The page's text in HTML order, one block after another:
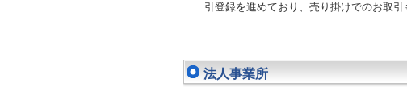
引登録を進めており、売り掛けでのお取引
法人事業所